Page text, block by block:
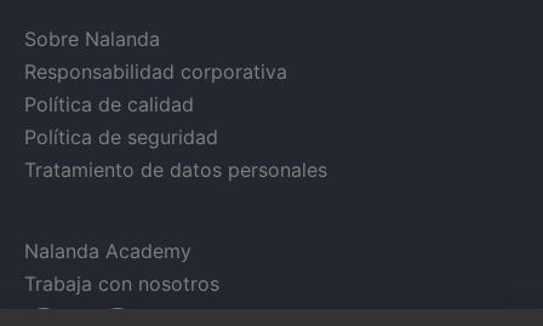
Sobre Nalanda
Responsabilidad corporativa
Política de calidad
Política de seguridad
Tratamiento de datos personales
Nalanda Academy
Trabaja con nosotros